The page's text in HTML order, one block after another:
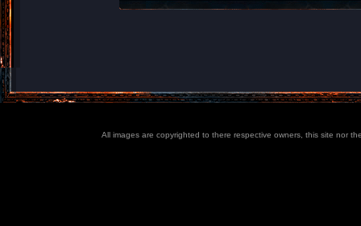
All images are copyrighted to there respective owners, this site nor